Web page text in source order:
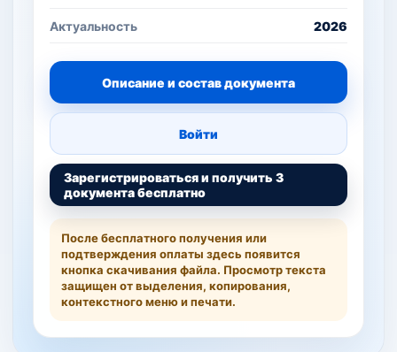
Актуальность 2026
Описание и состав документа
Войти
Зарегистрироваться и получить 3
документа бесплатно
После бесплатного получения или
подтверждения оплаты здесь появится
кнопка скачивания файла. Просмотр текста
защищен от выделения, копирования,
контекстного меню и печати.